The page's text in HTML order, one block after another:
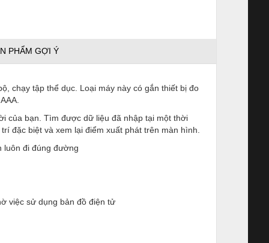
PHẨM GỢI Ý
chạy tập thể dục. Loại máy này có gắn thiết bị đo
của bạn. Tìm được dữ liệu đã nhập tại một thời
đặc biệt và xem lại điểm xuất phát trên màn hình.
đi đúng đường
việc sử dụng bản đồ điện tử